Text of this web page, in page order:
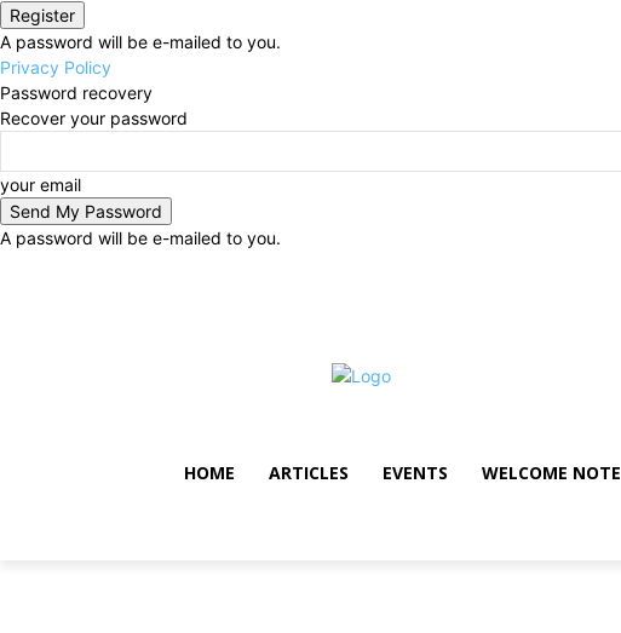
A password will be e-mailed to you.
Privacy Policy
Password recovery
Recover your password
your email
A password will be e-mailed to you.
HOME ARTICLES EVENTS WELCOME NOTE